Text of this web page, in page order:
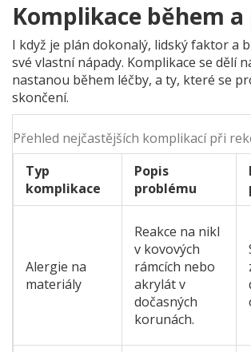
Komplikace během a
I když je plán dokonalý, lidský faktor a
své vlastní nápady. Komplikace se dělí
nastanou během léčby, a ty, které se
skončení.
Přehled nejčastějších komplikací při
Typ
komplikace
Popis
problému
Alergie na
materiály
Reakce na nikl
v kovových
rámcích nebo
akrylát v
dočasných
korunách.